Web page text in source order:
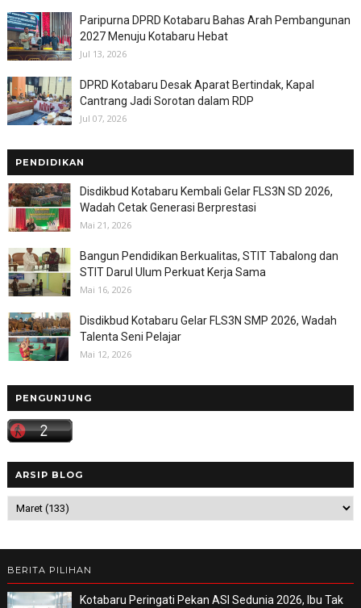
Paripurna DPRD Kotabaru Bahas Arah Pembangunan
2027 Menuju Kotabaru Hebat
Jul 13, 2026
DPRD Kotabaru Desak Aparat Bertindak, Kapal
Cantrang Jadi Sorotan dalam RDP
Jul 07, 2026
PENDIDIKAN
Disdikbud Kotabaru Kembali Gelar FLS3N SD 2026,
Wadah Cetak Generasi Berprestasi
Mai 21, 2026
Bangun Pendidikan Berkualitas, STIT Tabalong dan
STIT Darul Ulum Perkuat Kerja Sama
Mai 16, 2026
Disdikbud Kotabaru Gelar FLS3N SMP 2026, Wadah
Talenta Seni Pelajar
Mai 12, 2026
PENGUNJUNG
ARSIP BLOG
BERITA PILIHAN
Kotabaru Peringati Pekan ASI Sedunia 2026, Ibu Tak